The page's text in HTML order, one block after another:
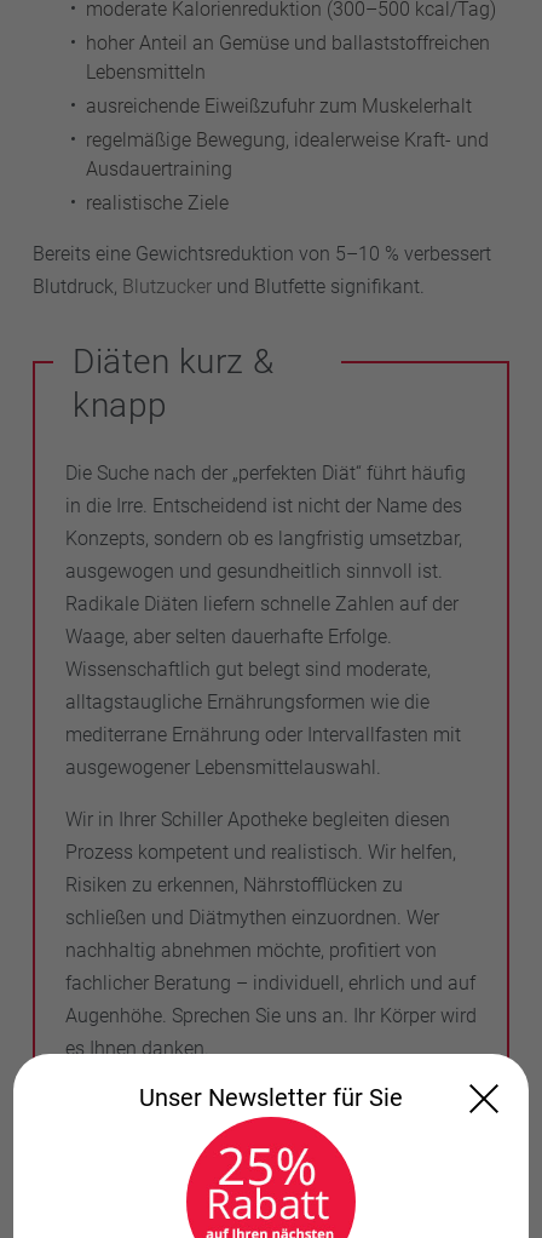
moderate Kalorienreduktion (300–500 kcal/Tag)
hoher Anteil an Gemüse und ballaststoffreichen
Lebensmitteln
ausreichende Eiweißzufuhr zum Muskelerhalt
regelmäßige Bewegung, idealerweise Kraft- und
Ausdauertraining
realistische Ziele
Bereits eine Gewichtsreduktion von 5–10 % verbessert
Blutdruck, Blutzucker und Blutfette signifikant.
Diäten kurz &
knapp
Die Suche nach der „perfekten Diät“ führt häufig
in die Irre. Entscheidend ist nicht der Name des
Konzepts, sondern ob es langfristig umsetzbar,
ausgewogen und gesundheitlich sinnvoll ist.
Radikale Diäten liefern schnelle Zahlen auf der
Waage, aber selten dauerhafte Erfolge.
Wissenschaftlich gut belegt sind moderate,
alltagstaugliche Ernährungsformen wie die
mediterrane Ernährung oder Intervallfasten mit
ausgewogener Lebensmittelauswahl.
Wir in Ihrer Schiller Apotheke begleiten diesen
Prozess kompetent und realistisch. Wir helfen,
Risiken zu erkennen, Nährstofflücken zu
schließen und Diätmythen einzuordnen. Wer
nachhaltig abnehmen möchte, profitiert von
fachlicher Beratung – individuell, ehrlich und auf
Augenhöhe. Sprechen Sie uns an. Ihr Körper wird
es Ihnen danken.
FAQ: Häufige Fragen zu Diäten
und Abnehmen
Unser Newsletter für Sie